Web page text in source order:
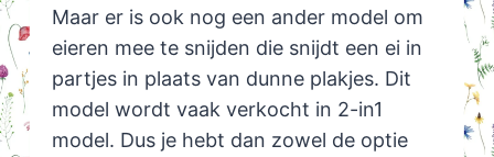
Maar er is ook nog een ander model om
eieren mee te snijden die snijdt een ei in
partjes in plaats van dunne plakjes. Dit
model wordt vaak verkocht in 2-in1
model. Dus je hebt dan zowel de optie